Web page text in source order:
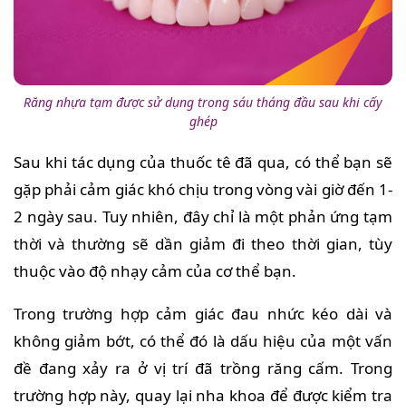
Răng nhựa tạm được sử dụng trong sáu tháng đầu sau khi cấy
ghép
Sau khi tác dụng của thuốc tê đã qua, có thể bạn sẽ
gặp phải cảm giác khó chịu trong vòng vài giờ đến 1-
2 ngày sau. Tuy nhiên, đây chỉ là một phản ứng tạm
thời và thường sẽ dần giảm đi theo thời gian, tùy
thuộc vào độ nhạy cảm của cơ thể bạn.
Trong trường hợp cảm giác đau nhức kéo dài và
không giảm bớt, có thể đó là dấu hiệu của một vấn
đề đang xảy ra ở vị trí đã trồng răng cấm. Trong
trường hợp này, quay lại nha khoa để được kiểm tra